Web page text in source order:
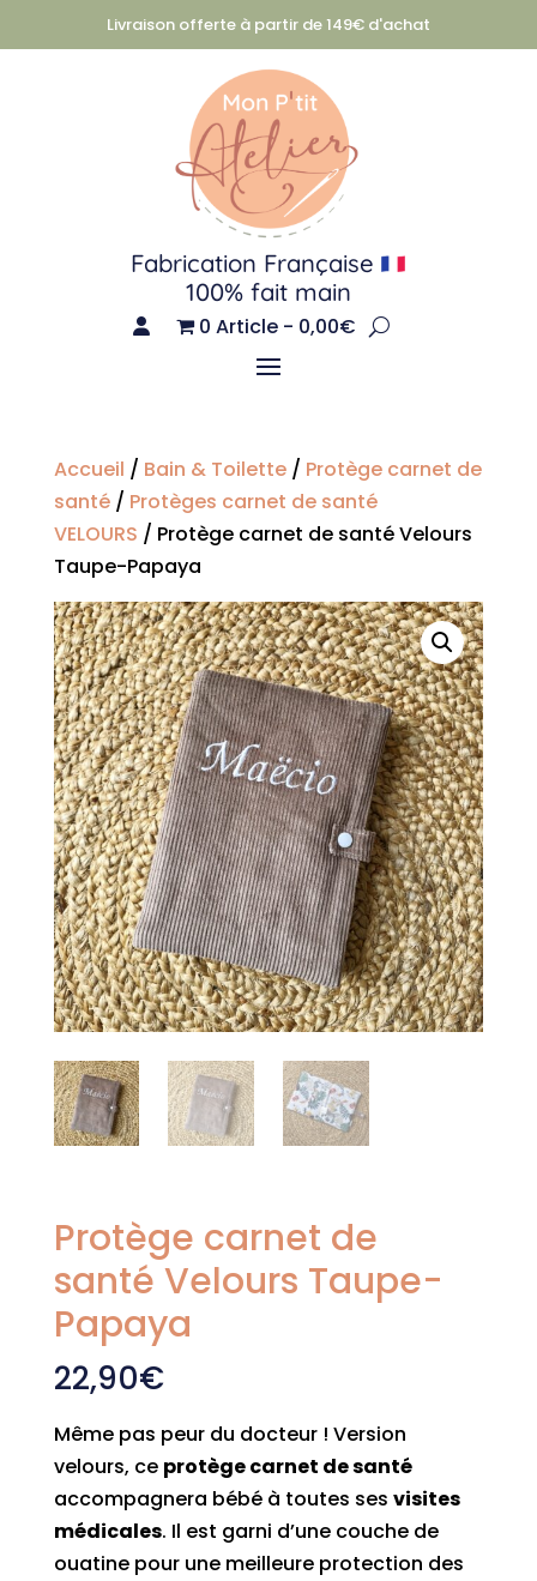
Livraison offerte à partir de 149€ d'achat
Fabrication Française
100% fait main
0 Article 0,00€
Accueil / Bain & Toilette/ Protège carnet de
santé/ Protèges carnet de santé
VELOURS / Protège carnet de santé Velours
Taupe-Papaya
Protège carnet de
santé Velours Taupe-
Papaya
22,90€
Même pas peur du docteur ! Version
velours, ce protège carnet de santé
accompagnera bébé à toutes ses visites
médicales. Il est garni d’une couche de
ouatine pour une meilleure protection des